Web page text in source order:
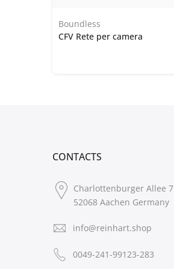
Boundless
CFV Rete per camera
CONTACTS
Charlottenburger Allee 7
52068 Aachen Germany
info@reinhart.shop
0049-241-99123-283